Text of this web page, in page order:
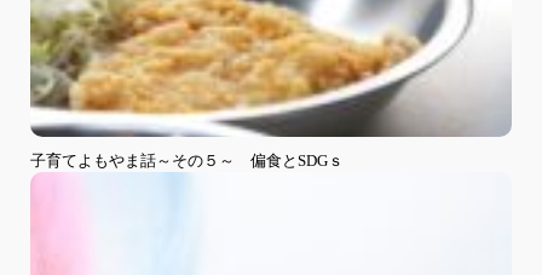
子育てよもやま話～その５～ 偏食とSDGｓ